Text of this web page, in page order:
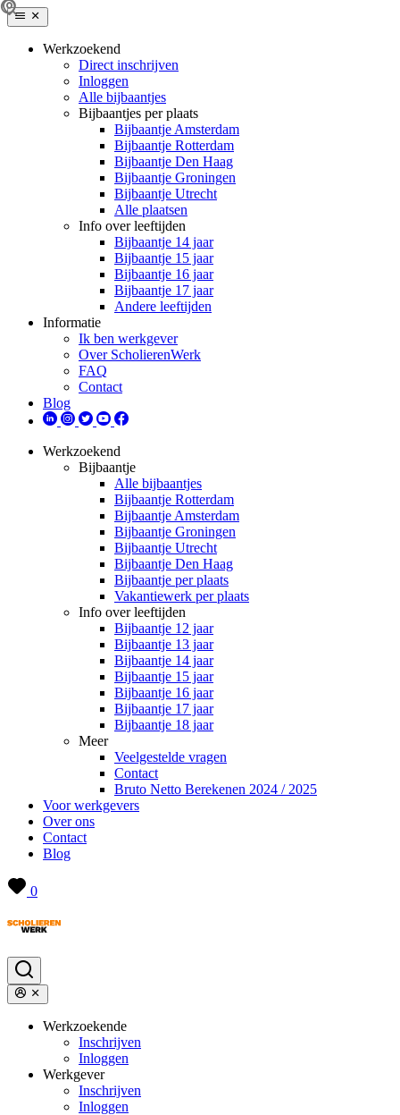
Werkzoekend
Direct inschrijven
Inloggen
Alle bijbaantjes
Bijbaantjes per plaats
Bijbaantje Amsterdam
Bijbaantje Rotterdam
Bijbaantje Den Haag
Bijbaantje Groningen
Bijbaantje Utrecht
Alle plaatsen
Info over leeftijden
Bijbaantje 14 jaar
Bijbaantje 15 jaar
Bijbaantje 16 jaar
Bijbaantje 17 jaar
Andere leeftijden
Informatie
Ik ben werkgever
Over ScholierenWerk
FAQ
Contact
Blog
Werkzoekend
Bijbaantje
Alle bijbaantjes
Bijbaantje Rotterdam
Bijbaantje Amsterdam
Bijbaantje Groningen
Bijbaantje Utrecht
Bijbaantje Den Haag
Bijbaantje per plaats
Vakantiewerk per plaats
Info over leeftijden
Bijbaantje 12 jaar
Bijbaantje 13 jaar
Bijbaantje 14 jaar
Bijbaantje 15 jaar
Bijbaantje 16 jaar
Bijbaantje 17 jaar
Bijbaantje 18 jaar
Meer
Veelgestelde vragen
Contact
Bruto Netto Berekenen 2024 / 2025
Voor werkgevers
Over ons
Contact
Blog
0
Werkzoekende
Inschrijven
Inloggen
Werkgever
Inschrijven
Inloggen